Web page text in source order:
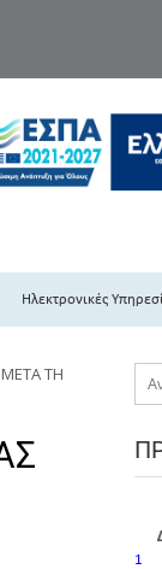
Ηπείρου &
Ηλεκτρονικές
ΤΗ
1